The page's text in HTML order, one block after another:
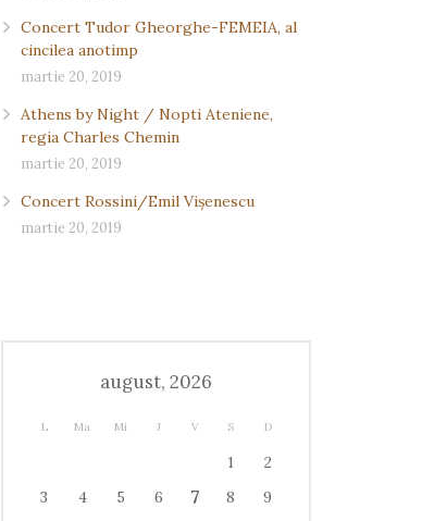
Concert Tudor Gheorghe-FEMEIA, al
cincilea anotimp
martie 20, 2019
Athens by Night / Nopti Ateniene,
regia Charles Chemin
martie 20, 2019
Concert Rossini/Emil Vişenescu
martie 20, 2019
august, 2026
L Ma Mi J V S D
1
2
3
4 5 6 7 8
9